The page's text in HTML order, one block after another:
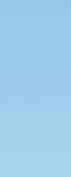
罪之始胎，